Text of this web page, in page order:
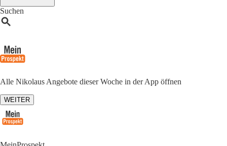
Suchen
Alle Nikolaus Angebote dieser Woche in der App öffnen
WEITER